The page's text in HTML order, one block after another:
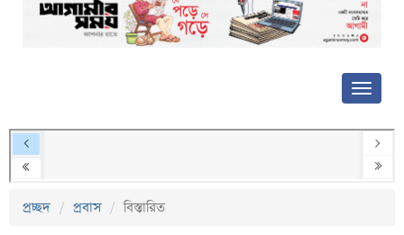
প্রচ্ছদ প্রবাস বিস্তারিত